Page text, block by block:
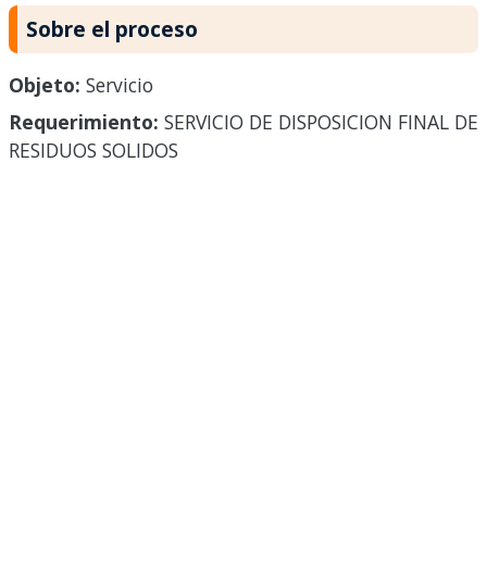
Sobre el proceso
Objeto: Servicio
Requerimiento: SERVICIO DE DISPOSICION FINAL DE
RESIDUOS SOLIDOS